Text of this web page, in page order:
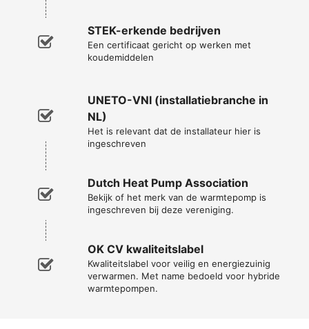
STEK-erkende bedrijven
Een certificaat gericht op werken met
koudemiddelen
UNETO-VNI (installatiebranche in
NL)
Het is relevant dat de installateur hier is
ingeschreven
Dutch Heat Pump Association
Bekijk of het merk van de warmtepomp is
ingeschreven bij deze vereniging.
OK CV kwaliteitslabel
Kwaliteitslabel voor veilig en energiezuinig
verwarmen. Met name bedoeld voor hybride
warmtepompen.